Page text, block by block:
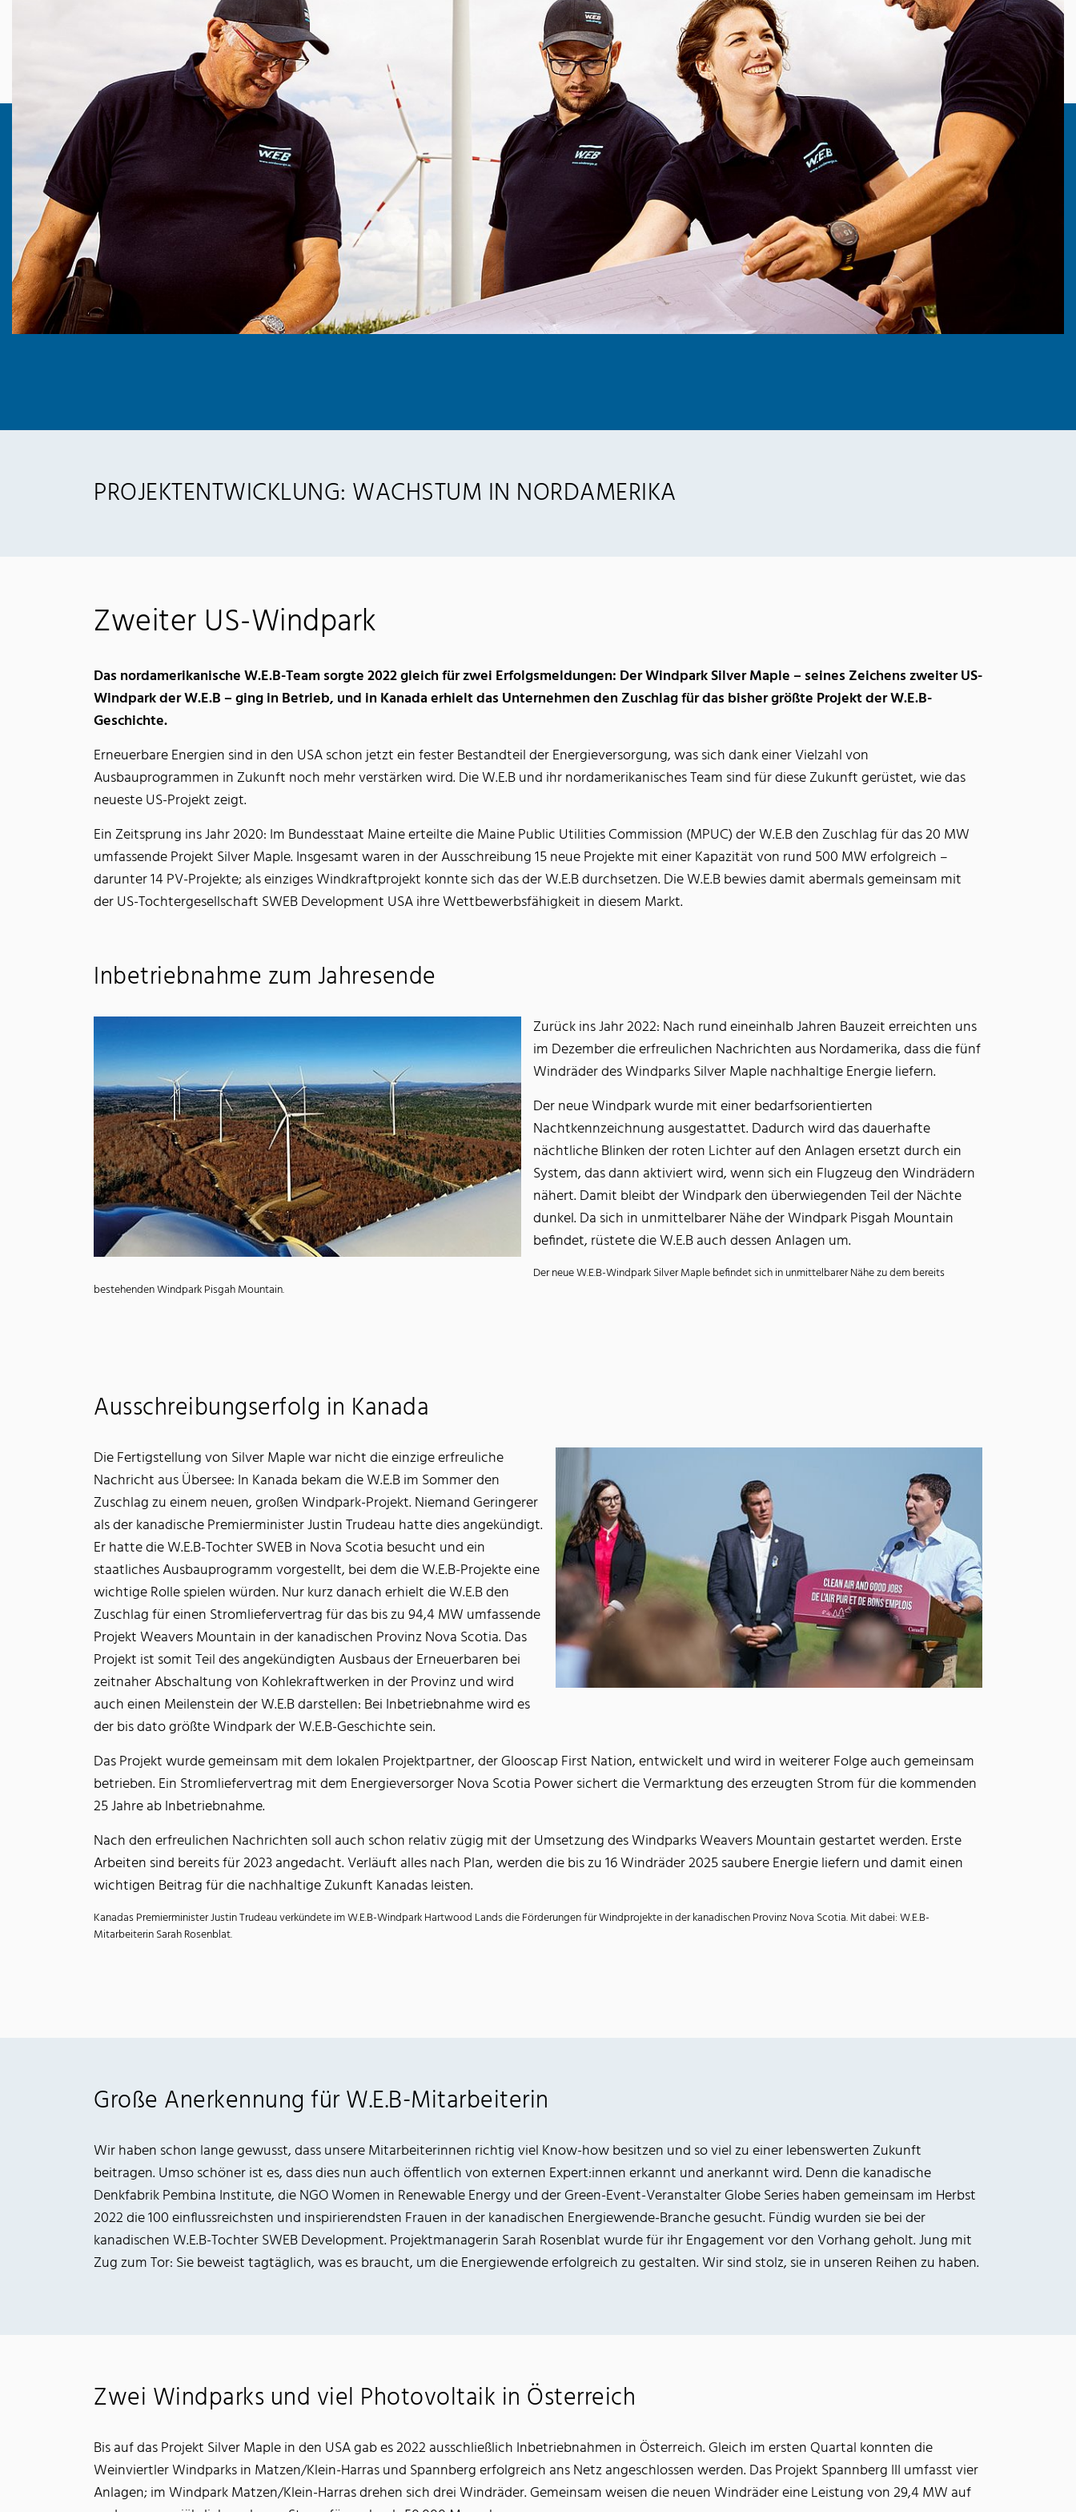
PROJEKTENTWICKLUNG: WACHSTUM IN NORDAMERIKA
Zweiter US-Windpark
Das nordamerikanische W.E.B-Team sorgte 2022 gleich für zwei Erfolgsmeldungen: Der Windpark Silver Maple – seines Zeichens zweiter US-
Windpark der W.E.B – ging in Betrieb, und in Kanada erhielt das Unternehmen den Zuschlag für das bisher größte Projekt der W.E.B-
Geschichte.
Erneuerbare Energien sind in den USA schon jetzt ein fester Bestandteil der Energieversorgung, was sich dank einer Vielzahl von
Ausbauprogrammen in Zukunft noch mehr verstärken wird. Die W.E.B und ihr nordamerikanisches Team sind für diese Zukunft gerüstet, wie das
neueste US-Projekt zeigt.
Ein Zeitsprung ins Jahr 2020: Im Bundesstaat Maine erteilte die Maine Public Utilities Commission (MPUC) der W.E.B den Zuschlag für das 20 MW
umfassende Projekt Silver Maple. Insgesamt waren in der Ausschreibung 15 neue Projekte mit einer Kapazität von rund 500 MW erfolgreich –
darunter 14 PV-Projekte; als einziges Windkraftprojekt konnte sich das der W.E.B durchsetzen. Die W.E.B bewies damit abermals gemeinsam mit
der US-Tochtergesellschaft SWEB Development USA ihre Wettbewerbsfähigkeit in diesem Markt.
Inbetriebnahme zum Jahresende
Zurück ins Jahr 2022: Nach rund eineinhalb Jahren Bauzeit erreichten uns
im Dezember die erfreulichen Nachrichten aus Nordamerika, dass die fünf
Windräder des Windparks Silver Maple nachhaltige Energie liefern.
Der neue Windpark wurde mit einer bedarfsorientierten
Nachtkennzeichnung ausgestattet. Dadurch wird das dauerhafte
nächtliche Blinken der roten Lichter auf den Anlagen ersetzt durch ein
System, das dann aktiviert wird, wenn sich ein Flugzeug den Windrädern
nähert. Damit bleibt der Windpark den überwiegenden Teil der Nächte
dunkel. Da sich in unmittelbarer Nähe der Windpark Pisgah Mountain
befindet, rüstete die W.E.B auch dessen Anlagen um.
Der neue W.E.B-Windpark Silver Maple befindet sich in unmittelbarer Nähe zu dem bereits
bestehenden Windpark Pisgah Mountain.
Ausschreibungserfolg in Kanada
Die Fertigstellung von Silver Maple war nicht die einzige erfreuliche
Nachricht aus Übersee: In Kanada bekam die W.E.B im Sommer den
Zuschlag zu einem neuen, großen Windpark-Projekt. Niemand Geringerer
als der kanadische Premierminister Justin Trudeau hatte dies angekündigt.
Er hatte die W.E.B-Tochter SWEB in Nova Scotia besucht und ein
staatliches Ausbauprogramm vorgestellt, bei dem die W.E.B-Projekte eine
wichtige Rolle spielen würden. Nur kurz danach erhielt die W.E.B den
Zuschlag für einen Stromliefervertrag für das bis zu 94,4 MW umfassende
Projekt Weavers Mountain in der kanadischen Provinz Nova Scotia. Das
Projekt ist somit Teil des angekündigten Ausbaus der Erneuerbaren bei
zeitnaher Abschaltung von Kohlekraftwerken in der Provinz und wird
auch einen Meilenstein der W.E.B darstellen: Bei Inbetriebnahme wird es
der bis dato größte Windpark der W.E.B-Geschichte sein.
Das Projekt wurde gemeinsam mit dem lokalen Projektpartner, der Glooscap First Nation, entwickelt und wird in weiterer Folge auch gemeinsam
betrieben. Ein Stromliefervertrag mit dem Energieversorger Nova Scotia Power sichert die Vermarktung des erzeugten Strom für die kommenden
25 Jahre ab Inbetriebnahme.
Nach den erfreulichen Nachrichten soll auch schon relativ zügig mit der Umsetzung des Windparks Weavers Mountain gestartet werden. Erste
Arbeiten sind bereits für 2023 angedacht. Verläuft alles nach Plan, werden die bis zu 16 Windräder 2025 saubere Energie liefern und damit einen
wichtigen Beitrag für die nachhaltige Zukunft Kanadas leisten.
Kanadas Premierminister Justin Trudeau verkündete im W.E.B-Windpark Hartwood Lands die Förderungen für Windprojekte in der kanadischen Provinz Nova Scotia. Mit dabei: W.E.B-
Mitarbeiterin Sarah Rosenblat.
Große Anerkennung für W.E.B-Mitarbeiterin
Wir haben schon lange gewusst, dass unsere Mitarbeiterinnen richtig viel Know-how besitzen und so viel zu einer lebenswerten Zukunft
beitragen. Umso schöner ist es, dass dies nun auch öffentlich von externen Expert:innen erkannt und anerkannt wird. Denn die kanadische
Denkfabrik Pembina Institute, die NGO Women in Renewable Energy und der Green-Event-Veranstalter Globe Series haben gemeinsam im Herbst
2022 die 100 einflussreichsten und inspirierendsten Frauen in der kanadischen Energiewende-Branche gesucht. Fündig wurden sie bei der
kanadischen W.E.B-Tochter SWEB Development. Projektmanagerin Sarah Rosenblat wurde für ihr Engagement vor den Vorhang geholt. Jung mit
Zug zum Tor: Sie beweist tagtäglich, was es braucht, um die Energiewende erfolgreich zu gestalten. Wir sind stolz, sie in unseren Reihen zu haben.
Zwei Windparks und viel Photovoltaik in Österreich
Bis auf das Projekt Silver Maple in den USA gab es 2022 ausschließlich Inbetriebnahmen in Österreich. Gleich im ersten Quartal konnten die
Weinviertler Windparks in Matzen/Klein-Harras und Spannberg erfolgreich ans Netz angeschlossen werden. Das Projekt Spannberg III umfasst vier
Anlagen; im Windpark Matzen/Klein-Harras drehen sich drei Windräder. Gemeinsam weisen die neuen Windräder eine Leistung von 29,4 MW auf